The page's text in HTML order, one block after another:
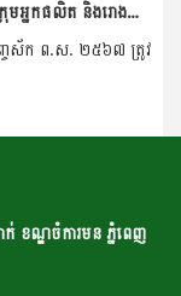
ពិធីចុះកិច្ចសន្យាផលិតកម្មកសិកម្មទិញ-លក់ស្រូវចំណីរវាងក្រុមអ្នកផលិត និងរោងម៉ាស៊ីនភូមិយើង
ញ្ចស័ក ព.ស. ២៥៦៧ ត្រូវ
ក់ ខណ្ឌចំការមន ភ្នំពេញ